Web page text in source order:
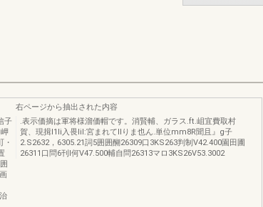
子
・
右ページから抽出された内容
.表示価摘は軍将様溜価帽です。消賢輔、ガラス.ft.岨宜費取村
賀、現揖l1li入畏liI:宮まれてIIりま也ん.単位mm8R聞且』g子
2.S2632，6305.21詞5囲囲醐26309口3KS263判制V42.400園田圃
26311口問6刊l何V47.500輔自問26313マロ3KS26V53.3002